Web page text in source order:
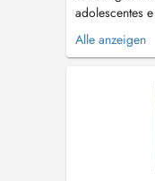
adolescentes
atendimento
foco no
cognitivo
tratamento.
Alle anzeigen